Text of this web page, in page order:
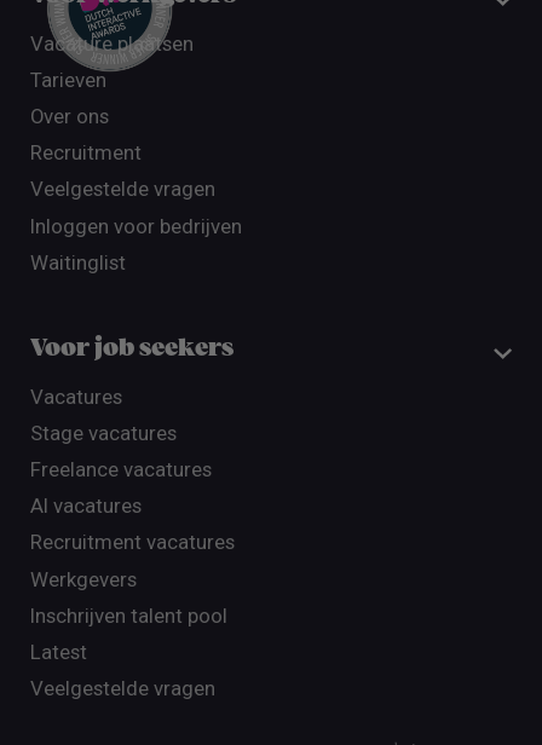
Vacature plaatsen
Tarieven
Over ons
Recruitment
Veelgestelde vragen
Inloggen voor bedrijven
Waitinglist
Voor job seekers
Vacatures
Stage vacatures
Freelance vacatures
AI vacatures
Recruitment vacatures
Werkgevers
Inschrijven talent pool
Latest
Veelgestelde vragen